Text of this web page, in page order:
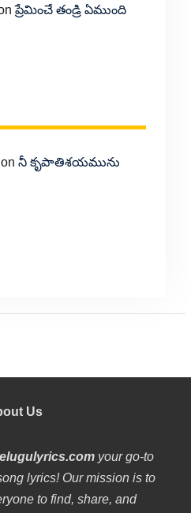
ప్రేమించే తండ్రి ఏముంది
నీ కృపాతిశయమును
Us
your go-to
lyrics! Our mission is to
to find, share, and